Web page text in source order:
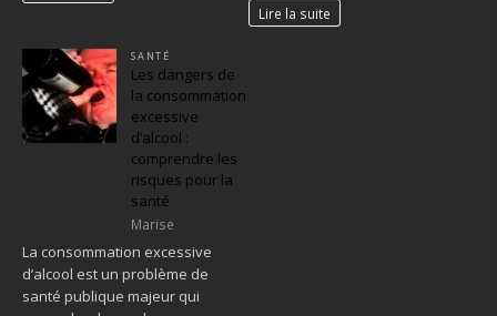
Lire la suite
SANTÉ
Les dangers de
la consommation
excessive
d’alcool :
comprendre les
risques pour la
santé
Marise
La consommation excessive
d’alcool est un problème de
santé publique majeur qui